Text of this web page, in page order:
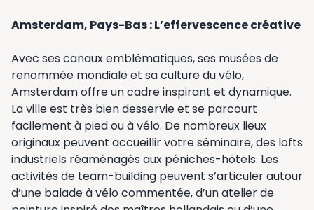
Amsterdam, Pays-Bas : L’effervescence créative
Avec ses canaux emblématiques, ses musées de
renommée mondiale et sa culture du vélo,
Amsterdam offre un cadre inspirant et dynamique.
La ville est très bien desservie et se parcourt
facilement à pied ou à vélo. De nombreux lieux
originaux peuvent accueillir votre séminaire, des lofts
industriels réaménagés aux péniches-hôtels. Les
activités de team-building peuvent s’articuler autour
d’une balade à vélo commentée, d’un atelier de